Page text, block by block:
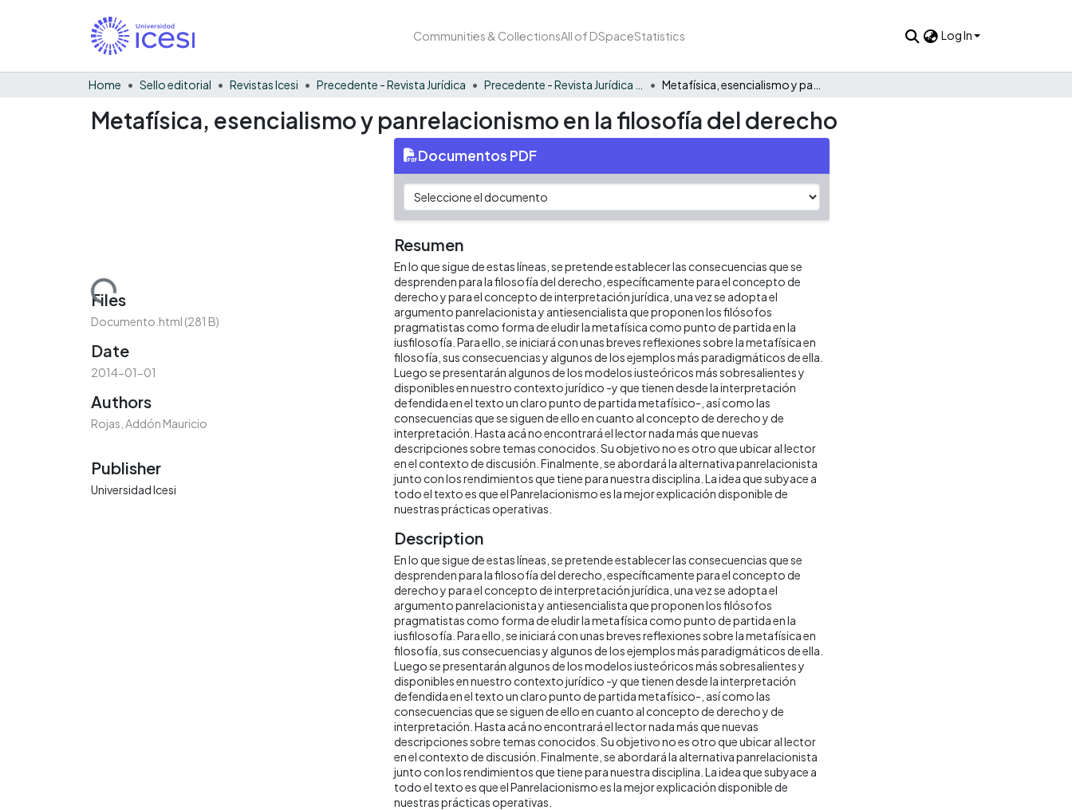
Communities & CollectionsAll of DSpaceStatistics Log In
Home Sello editorial Revistas Icesi Precedente - Revista Jurídica
Metafísica, esencialismo y panrelacionismo en la filosofía del derecho
Loading...
Files
Documento.html (281 B)
Date
2014-01-01
Authors
Rojas, Addón Mauricio
Publisher
Universidad Icesi
Documentos PDF
Resumen
En lo que sigue de estas líneas, se pretende establecer las consecuencias que se
desprenden para la filosofía del derecho, específicamente para el concepto de
derecho y para el concepto de interpretación jurídica, una vez se adopta el
argumento panrelacionista y antiesencialista que proponen los filósofos
pragmatistas como forma de eludir la metafísica como punto de partida en la
iusfilosofía. Para ello, se iniciará con unas breves reflexiones sobre la metafísica en
filosofía, sus consecuencias y algunos de los ejemplos más paradigmáticos de ella.
Luego se presentarán algunos de los modelos iusteóricos más sobresalientes y
disponibles en nuestro contexto jurídico -y que tienen desde la interpretación
defendida en el texto un claro punto de partida metafísico-, así como las
consecuencias que se siguen de ello en cuanto al concepto de derecho y de
interpretación. Hasta acá no encontrará el lector nada más que nuevas
descripciones sobre temas conocidos. Su objetivo no es otro que ubicar al lector
en el contexto de discusión. Finalmente, se abordará la alternativa panrelacionista
junto con los rendimientos que tiene para nuestra disciplina. La idea que subyace a
todo el texto es que el Panrelacionismo es la mejor explicación disponible de
nuestras prácticas operativas.
Description
En lo que sigue de estas líneas, se pretende establecer las consecuencias que se
desprenden para la filosofía del derecho, específicamente para el concepto de
derecho y para el concepto de interpretación jurídica, una vez se adopta el
argumento panrelacionista y antiesencialista que proponen los filósofos
pragmatistas como forma de eludir la metafísica como punto de partida en la
iusfilosofía. Para ello, se iniciará con unas breves reflexiones sobre la metafísica en
filosofía, sus consecuencias y algunos de los ejemplos más paradigmáticos de ella.
Luego se presentarán algunos de los modelos iusteóricos más sobresalientes y
disponibles en nuestro contexto jurídico -y que tienen desde la interpretación
defendida en el texto un claro punto de partida metafísico-, así como las
consecuencias que se siguen de ello en cuanto al concepto de derecho y de
interpretación. Hasta acá no encontrará el lector nada más que nuevas
descripciones sobre temas conocidos. Su objetivo no es otro que ubicar al lector
en el contexto de discusión. Finalmente, se abordará la alternativa panrelacionista
junto con los rendimientos que tiene para nuestra disciplina. La idea que subyace a
todo el texto es que el Panrelacionismo es la mejor explicación disponible de
nuestras prácticas operativas.